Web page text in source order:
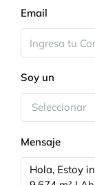
Email
Soy un
Seleccionar
Mensaje